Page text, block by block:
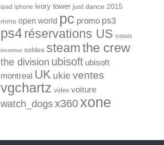
ipad iphone ivory tower just dance 2015
mmo open world pc promo ps3
ps4réservations US soldats
inconnus soldes steamthe crew
the division ubisoft ubisoft
montreal UK ukie ventes
vgchartz video voiture
watch_dogsx360 xone